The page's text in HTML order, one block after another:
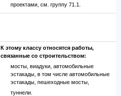
проектами, см. группу 71.1.
К этому классу относятся работы,
связанные со строительством:
мосты, виадуки, автомобильные
эстакады, в том числе автомобильные
эстакады, пешеходные мосты,
туннели.